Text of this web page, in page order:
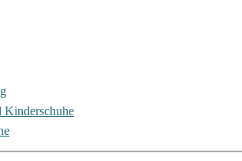
Kinderschuhe